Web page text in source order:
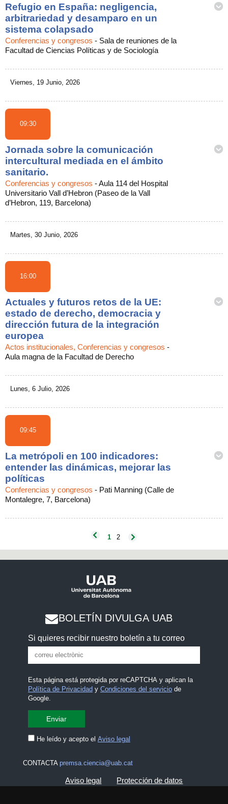
Refugio en España: negligencia,
arbitrariedad y desamparo en un
sistema colapsado
Conferencias y congresos - Sala de reuniones de la
Facultad de Ciencias Políticas y de Sociología
Viernes, 19 Junio, 2026
09:30
Jornada sobre la comunicación
intercultural mediada en el ámbito
sanitario.
Conferencias y congresos -Aula 114 del Hospital
Universitario Vall d’Hebron (Paseo de la Vall
d’Hebron, 119, Barcelona)
Martes, 30 Junio, 2026
16:00
Actuales y futuros retos de la UE:
estado de derecho, democracia y
dirección futura de la integración
europea
Actos institucionales, Conferencias y congresos -
Aula magna de la Facultad de Derecho
Lunes, 6 Julio, 2026
09:45
La metrópoli en 100 indicadores:
entender las dinámicas, mejorar las
políticas
Conferencias y congresos - Pati Manning (Calle de
Montalegre, 7, Barcelona)
1 2
BOLETÍN DIVULGA UAB
Si quieres recibir nuestro boletín a tu correo
Esta página está protegida por reCAPTCHA y aplican la
Política de Privacidady Condiciones del serviciode
Google.
He leído y acepto el Aviso legal
CONTACTA premsa.ciencia@uab.cat
Aviso legal Protección de datos